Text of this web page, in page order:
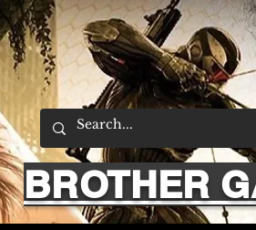
BROTHER